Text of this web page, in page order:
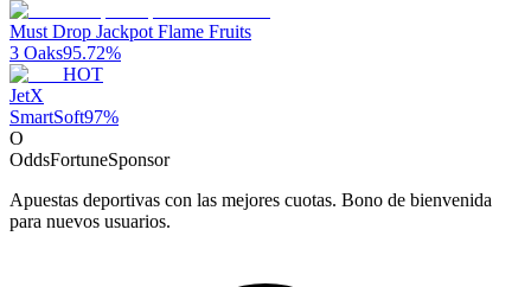
Must Drop Jackpot Flame Fruits
3 Oaks95.72%
HOT
JetX
SmartSoft97%
O
OddsFortuneSponsor
Apuestas deportivas con las mejores cuotas. Bono de bienvenida
para nuevos usuarios.